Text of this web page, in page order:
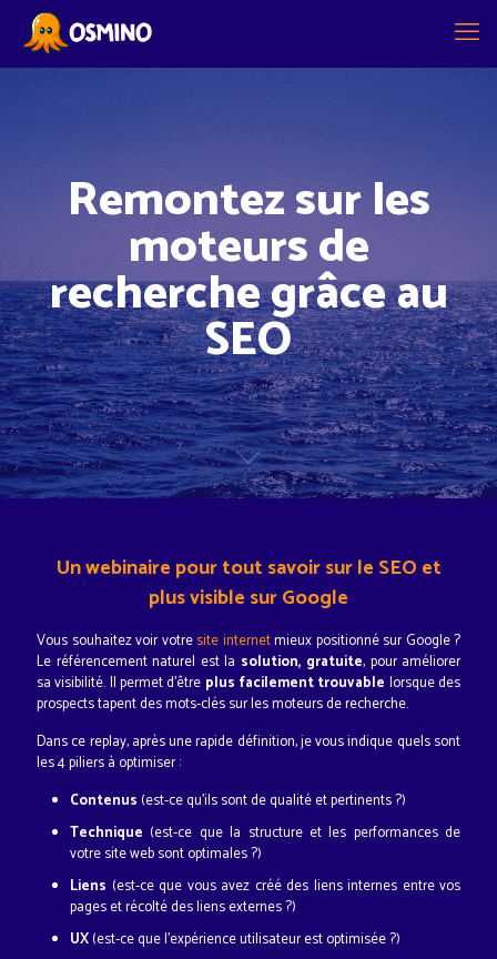
Remontez sur les
moteurs de
recherche grâce au
SEO
Un webinaire pour tout savoir sur le SEO et
plus visible sur Google
Vous souhaitez voir votresite internetmieux positionné sur Google ?
Le référencement naturel est la solution, gratuite, pour améliorer
sa visibilité. Il permet d'être plus facilement trouvable lorsque des
prospects tapent des mots-clés sur les moteurs de recherche.
Dans ce replay, après une rapide définition, je vous indique quels sont
les 4 piliers à optimiser :
Contenus (est-ce qu'ils sont de qualité et pertinents ?)
Technique (est-ce que la structure et les performances de
votre site web sont optimales ?)
Liens (est-ce que vous avez créé des liens internes entre vos
pages et récolté des liens externes ?)
UX(est-ce que l'expérience utilisateur est optimisée ?)